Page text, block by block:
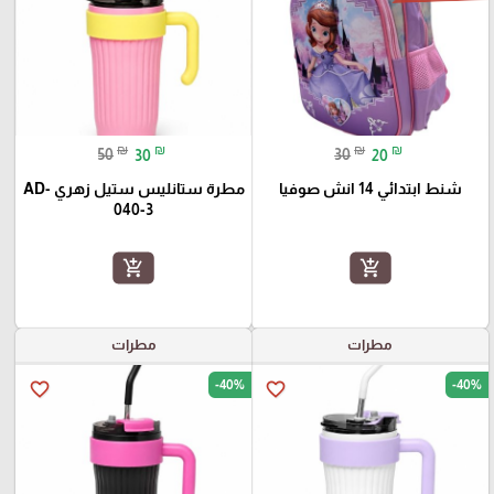
30 ₪ 20 ₪
شنط ابتدائي 14 انش صوفيا
add_shopping_cart
50 ₪ 30 ₪
مطرة ستانليس ستيل زهري AD-
040-3
add_shopping_cart
مطرات
favorite_border -40%
مطرات
favorite_border -40%